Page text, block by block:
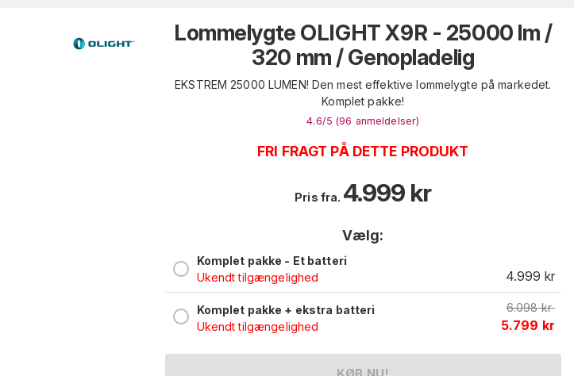
Lommelygte OLIGHT X9R - 25000 lm /
320 mm / Genopladelig
EKSTREM 25000 LUMEN! Den mest effektive lommelygte på markedet.
Komplet pakke!
4.6/5 (96 anmeldelser)
FRI FRAGT PÅ DETTE PRODUKT
Pris fra. 4.999 kr
Vælg:
Komplet pakke - Et batteri
Ukendt tilgængelighed
4.999 kr
Komplet pakke + ekstra batteri
Ukendt tilgængelighed
6.098 kr
5.799 kr